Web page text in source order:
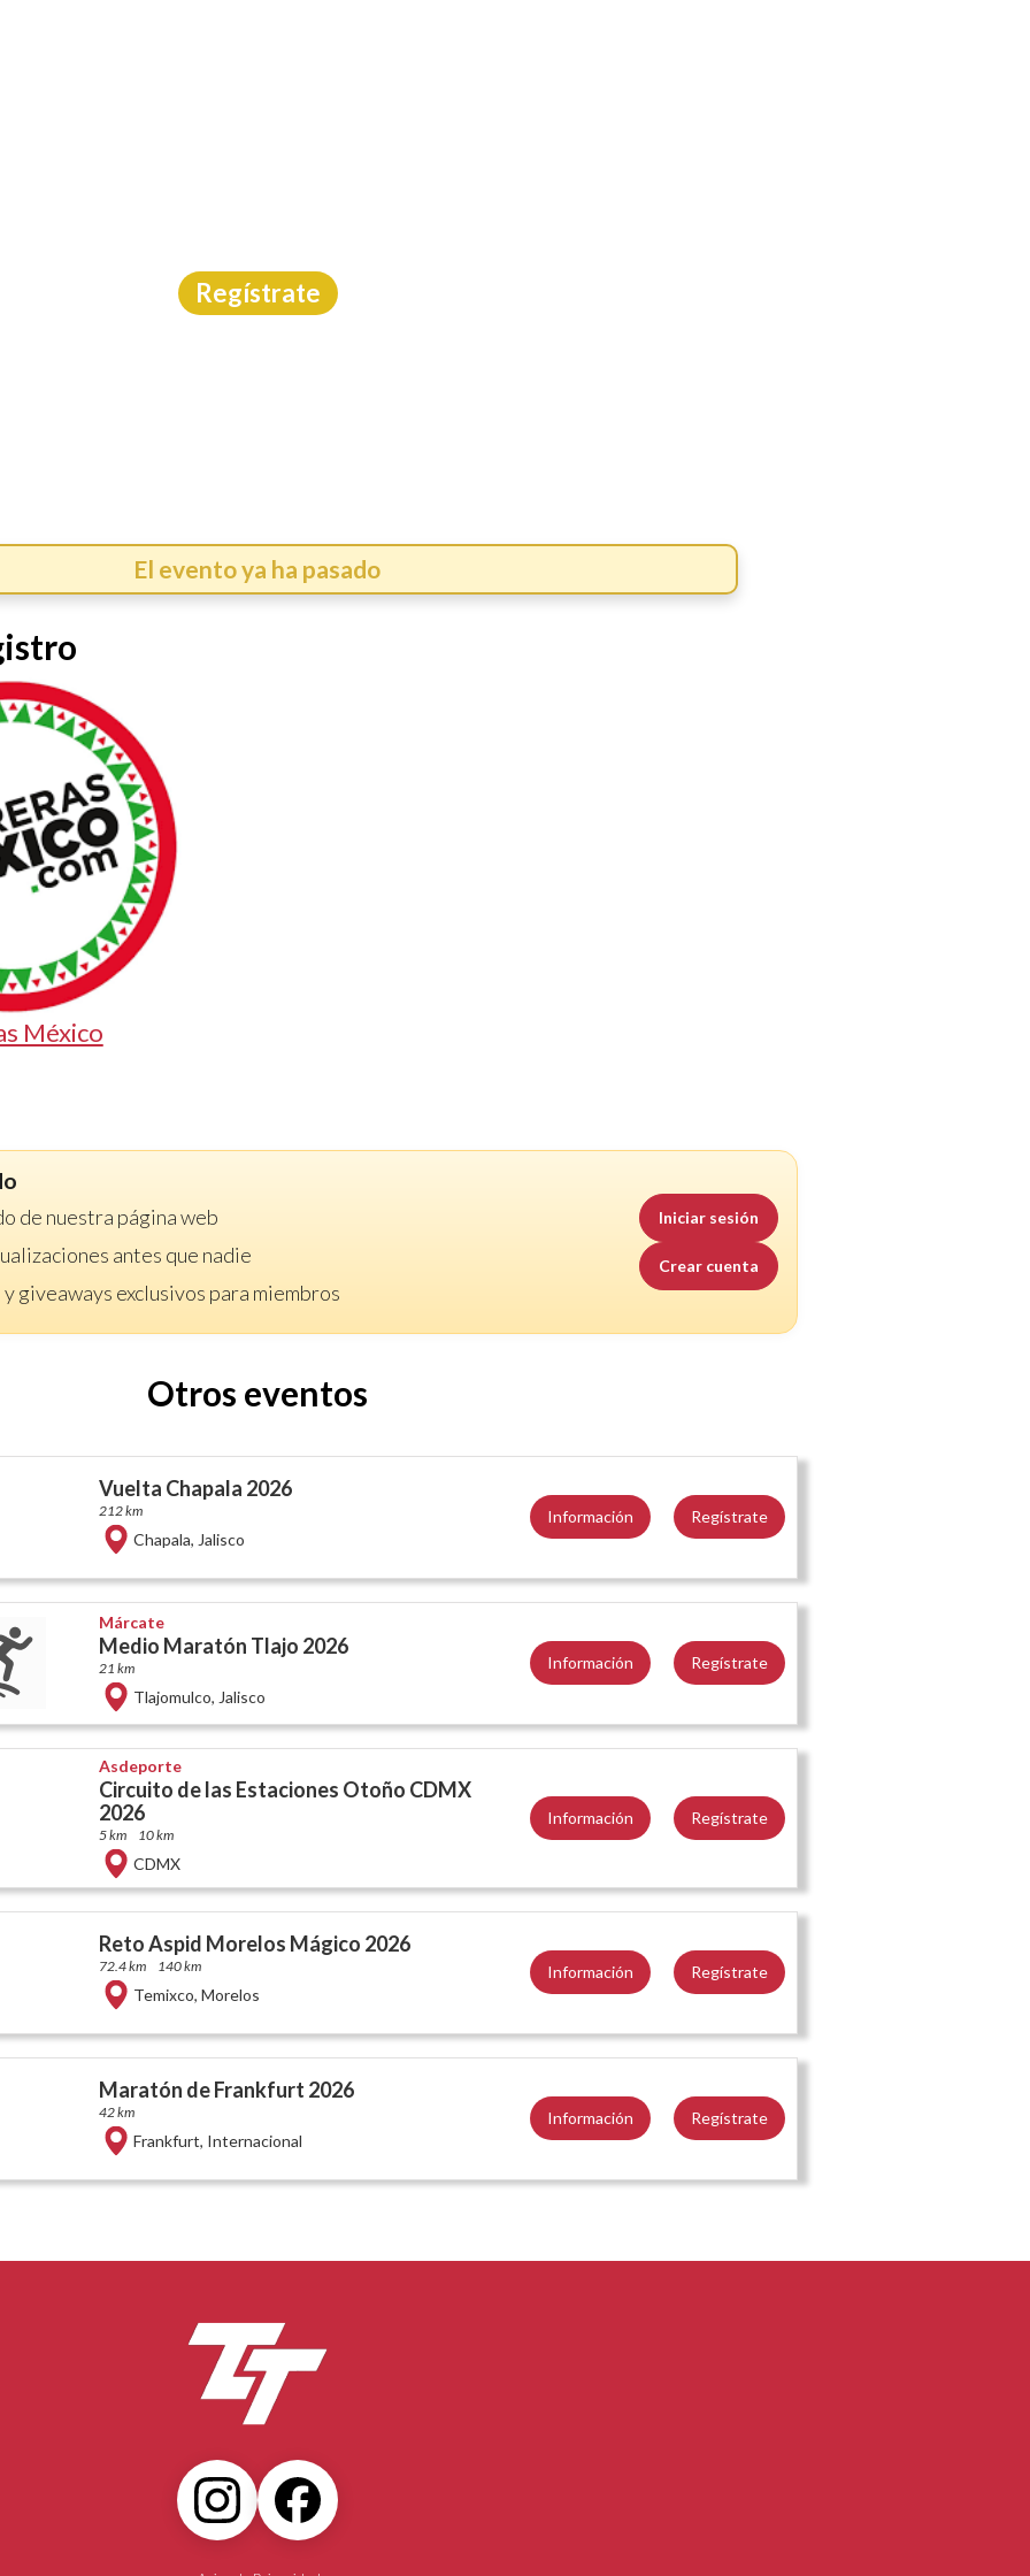
Regístrate
El evento ya ha pasado
México
de nuestra página web
antes que nadie
giveaways exclusivos para miembros
Iniciar sesión
Crear cuenta
Otros eventos
Vuelta Chapala 2026
212 km
Chapala, Jalisco
Información Regístrate
Márcate
Medio Maratón Tlajo 2026
21 km
Tlajomulco, Jalisco
Información Regístrate
Asdeporte
Circuito de las Estaciones Otoño CDMX
2026
5 km 10 km
CDMX
Información Regístrate
Reto Aspid Morelos Mágico 2026
72.4 km 140 km
Temixco, Morelos
Información Regístrate
Maratón de Frankfurt 2026
42 km
Frankfurt, Internacional
Información Regístrate